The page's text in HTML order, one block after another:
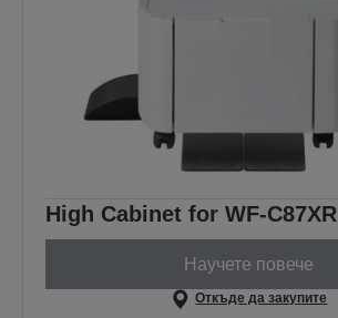
High Cabinet for WF-C87XR
Научете повече
Откъде да закупите